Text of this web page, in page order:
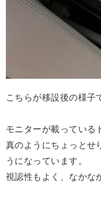
こちらが移設後の様子
モニターが載っている
真のようにちょっとせ
うになっています。
視認性もよく、なかな